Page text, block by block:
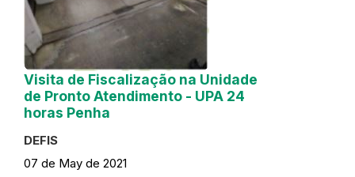
Visita de Fiscalização na Unidade
de Pronto Atendimento - UPA 24
horas Penha
DEFIS
07 de May de 2021